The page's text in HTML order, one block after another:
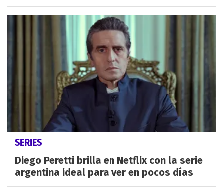
SERIES
Diego Peretti brilla en Netflix con la serie
argentina ideal para ver en pocos días